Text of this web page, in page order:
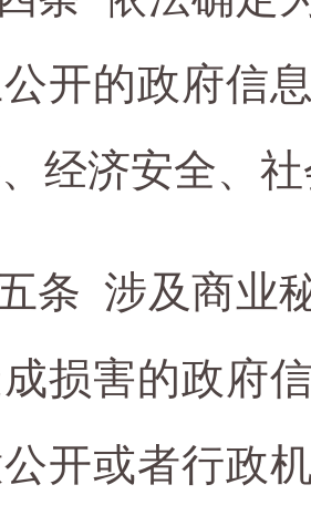
开的政府信
经济安全、
条 涉及商业
损害的政府
开或者行政